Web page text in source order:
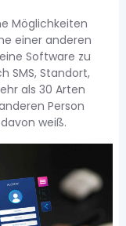
Möglichkeiten
einer anderen
Software zu
SMS, Standort,
als 30 Arten
Person
weiß.